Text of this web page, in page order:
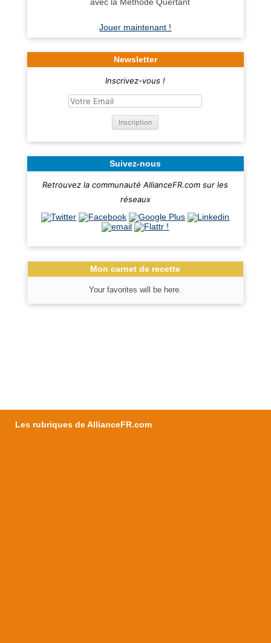
Jouer maintenant !
Newsletter
Inscrivez-vous !
Suivez-nous
Retrouvez la communauté AllianceFR.com sur les
réseaux
Mon carnet de recette
Your favorites will be here.
Les rubriques de AllianceFR.com